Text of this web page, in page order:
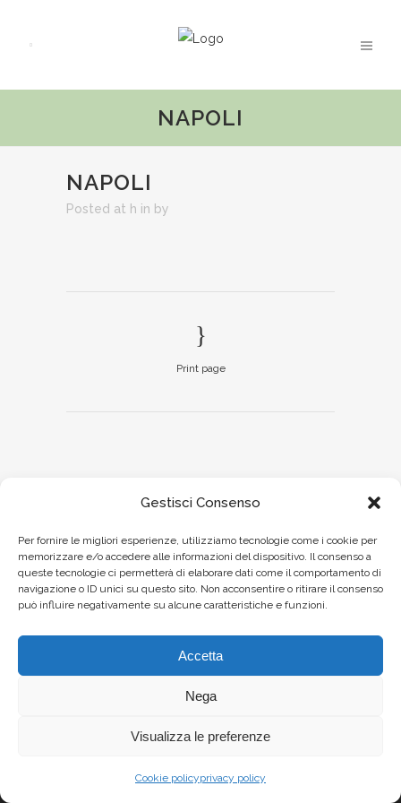
Gestisci Consenso
Per fornire le migliori esperienze, utilizziamo tecnologie come i cookie per
memorizzare e/o accedere alle informazioni del dispositivo. Il consenso a
queste tecnologie ci permetterà di elaborare dati come il comportamento di
navigazione o ID unici su questo sito. Non acconsentire o ritirare il consenso
può influire negativamente su alcune caratteristiche e funzioni.
Accetta
Nega
Visualizza le preferenze
Cookie policyprivacy policy
NAPOLI
NAPOLI
Posted at h in by
Print page